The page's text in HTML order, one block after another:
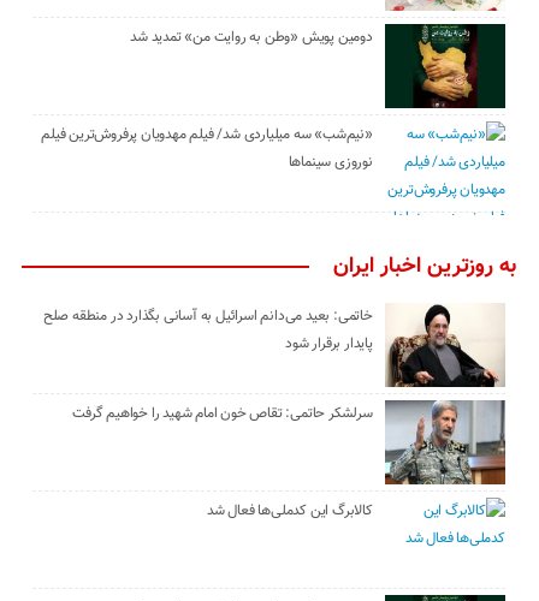
دومین پویش «وطن به روایت من» تمدید شد
«نیم‌شب» سه میلیاردی شد/ فیلم مهدویان پرفروش‌ترین فیلم
نوروزی سینماها
به روزترین اخبار ایران
خاتمی: بعید می‌دانم اسرائیل به آسانی بگذارد در منطقه صلح
پایدار برقرار شود
سرلشکر حاتمی: تقاص خون امام شهید را خواهیم گرفت
کالابرگ این کدملی‌ها فعال شد